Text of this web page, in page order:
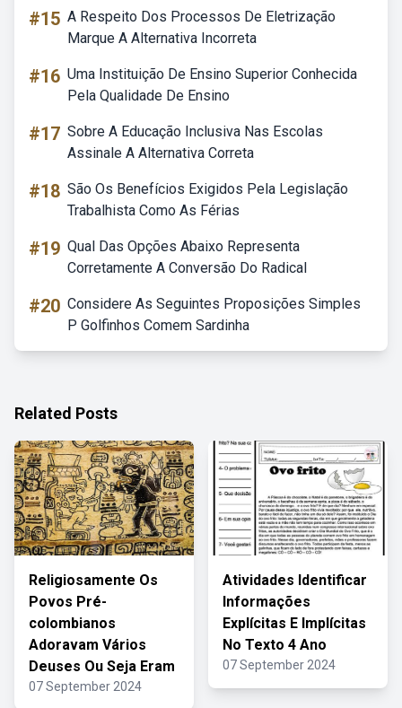
#15 A Respeito Dos Processos De Eletrização
Marque A Alternativa Incorreta
#16 Uma Instituição De Ensino Superior Conhecida
Pela Qualidade De Ensino
#17 Sobre A Educação Inclusiva Nas Escolas
Assinale A Alternativa Correta
#18 São Os Benefícios Exigidos Pela Legislação
Trabalhista Como As Férias
#19 Qual Das Opções Abaixo Representa
Corretamente A Conversão Do Radical
#20 Considere As Seguintes Proposições Simples
P Golfinhos Comem Sardinha
Related Posts
Religiosamente Os
Povos Pré-
colombianos
Adoravam Vários
Deuses Ou Seja Eram
07 September 2024
Atividades Identificar
Informações
Explícitas E Implícitas
No Texto 4 Ano
07 September 2024